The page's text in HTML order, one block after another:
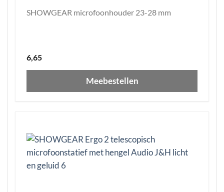
SHOWGEAR microfoonhouder 23-28 mm
6,65
Meebestellen